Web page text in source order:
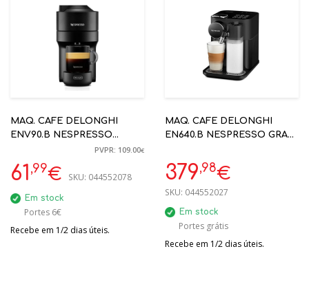
-43%
MAQ. CAFE DELONGHI
ENV90.B NESPRESSO
VERTUO POP PRETOPVPR: 109.00€
61 ,99€ SKU: 044552078
Em stock
Portes 6€
Recebe em 1/2 dias úteis.
MAQ. CAFE DELONGHI
EN640.B NESPRESSO GRAN
AUTOMÁTICA
379,98€
SKU: 044552027
Em stock
Portes grátis
Recebe em 1/2 dias úteis.